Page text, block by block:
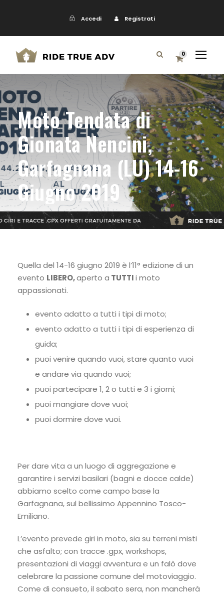
Accedi Registrati
0
Moto Tendata di
Gionata Nencini,
Garfagnana (LU) 14-16
Giugno 2019
Quella del 14-16 giugno 2019 è l’11° edizione di un
evento LIBERO,aperto a TUTTIi moto
appassionati.
evento adatto a tutti i tipi di moto;
evento adatto a tutti i tipi di esperienza di
guida;
puoi venire quando vuoi, stare quanto vuoi
e andare via quando vuoi;
puoi partecipare 1, 2 o tutti e 3 i giorni;
puoi mangiare dove vuoi;
puoi dormire dove vuoi.
Per dare vita a un luogo di aggregazione e
garantire i servizi basilari (bagni e docce calde)
abbiamo scelto come campo base la
Garfagnana, sul bellissimo Appennino Tosco-
Emiliano.
L’evento prevede giri in moto, sia su terreni misti
che asfalto; con tracce .gpx, workshops,
presentazioni di viaggi avventura e un falò dove
celebrare la passione comune del motoviaggio.
Come di consueto, il sabato sera, non mancherà